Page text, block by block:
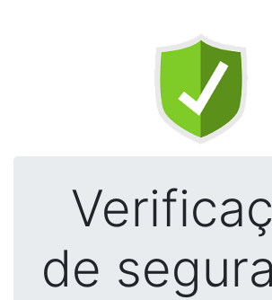
de